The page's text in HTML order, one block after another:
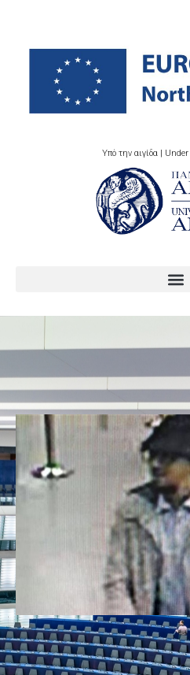
Υπό την αιγίδα |